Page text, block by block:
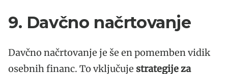
9. Davčno načrtovanje
Davčno načrtovanje je še en pomemben vidik
osebnih financ. To vključuje strategije za